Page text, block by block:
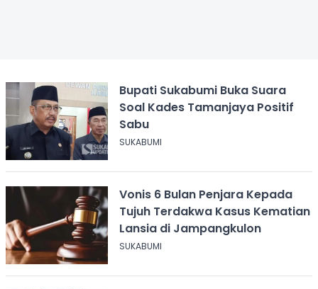
Bupati Sukabumi Buka Suara
Soal Kades Tamanjaya Positif
Sabu
SUKABUMI
Vonis 6 Bulan Penjara Kepada
Tujuh Terdakwa Kasus Kematian
Lansia di Jampangkulon
SUKABUMI